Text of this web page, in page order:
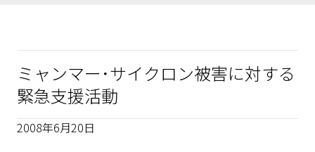
ミャンマー･サイクロン被害に対する
緊急支援活動
2008年6月20日